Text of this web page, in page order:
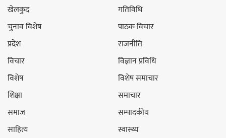
खेलकुद
गतिविधि
चुनाव विशेष
पाठक विचार
प्रदेश
राजनीति
विचार
विज्ञान प्रविधि
विशेष
विशेष समाचार
शिक्षा
समाचार
समाज
सम्पादकीय
साहित्य
स्वास्थ्य